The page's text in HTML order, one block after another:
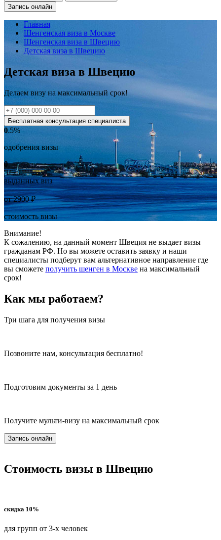
Запись онлайн
Главная
Шенгенская виза в Москве
Шенгенская виза в Швецию
Детская виза в Швецию
Детская виза в Швецию
Делаем визу на максимальный срок!
Бесплатная консультация специалиста
0.5%
одобрения визы
0
выданных виз
от2900₽
стоимость визы
Внимание!
К сожалению, на данный момент Швеция не выдает визы
гражданам РФ. Но вы можете оставить заявку и наши
специалисты подберут вам альтернативное направление где
вы сможете получить шенген в Москве на максимальный
срок!
Как мы работаем?
Три шага для получения визы
Позвоните нам, консультация бесплатно!
Подготовим документы за 1 день
Получите мульти-визу на максимальный срок
Запись онлайн
Стоимость визы в Швецию
скидка 10%
для групп от 3-х человек